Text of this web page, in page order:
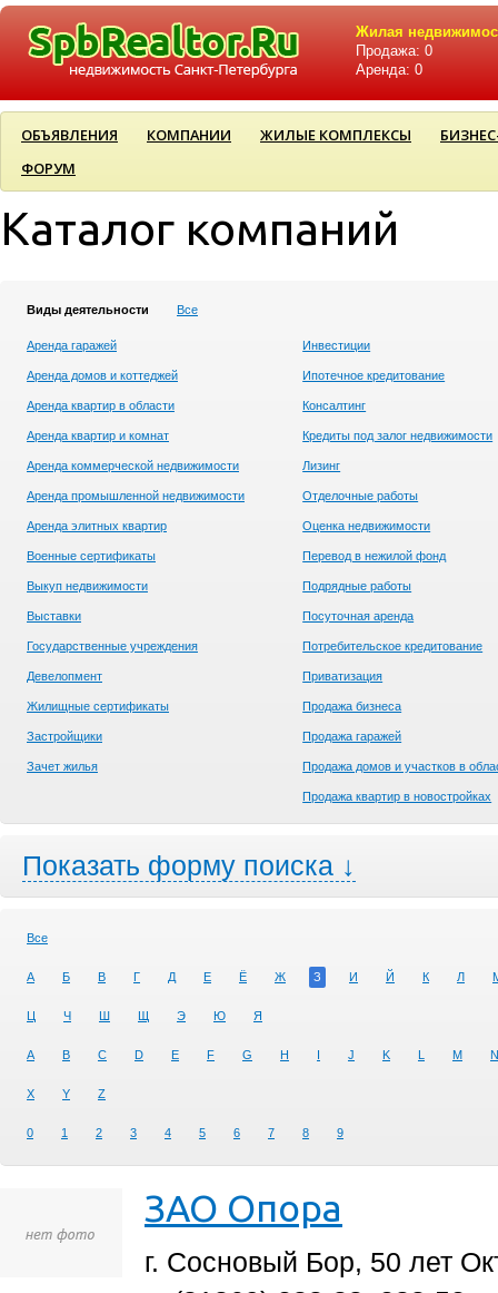
Жилая
Продажа: 0
Аренда: 0
ОБЪЯВЛЕНИЯ КОМПАНИИ ЖИЛЫЕ КОМПЛЕКСЫ
ФОРУМ
Каталог компаний
Виды деятельности Все
Аренда гаражей
Аренда домов и коттеджей
Аренда квартир в области
Аренда квартир и комнат
Аренда коммерческой недвижимости
Аренда промышленной недвижимости
Аренда элитных квартир
Военные сертификаты
Выкуп недвижимости
Выставки
Государственные учреждения
Девелопмент
Жилищные сертификаты
Застройщики
Зачет жилья
Инвестиции
Ипотечное кредитование
Консалтинг
Кредиты под залог недвижимости
Лизинг
Отделочные работы
Оценка недвижимости
Перевод в нежилой фонд
Подрядные работы
Посуточная аренда
Потребительское кредитование
Приватизация
Продажа бизнеса
Продажа гаражей
Продажа домов и участков в
Продажа квартир в новостройках
Показать форму поиска ↓
Все
А Б В Г Д Е Ё Ж З И Й К Л
Ц Ч Ш Щ Э Ю Я
A B C D E F G H I J K L M N
X Y Z
0 1 2 3 4 5 6 7 8 9
ЗАО Опора
г. Сосновый Бор, 50 лет